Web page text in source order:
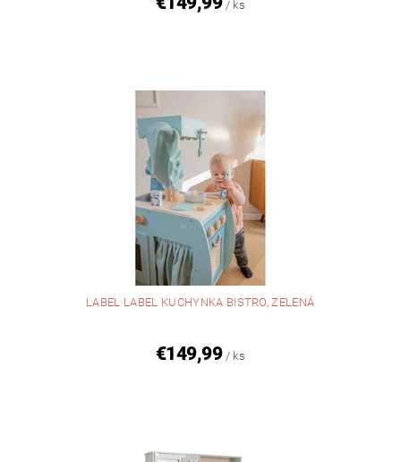
/ ks
LABEL LABEL KUCHYNKA BISTRO, ZELENÁ
€149,99 / ks